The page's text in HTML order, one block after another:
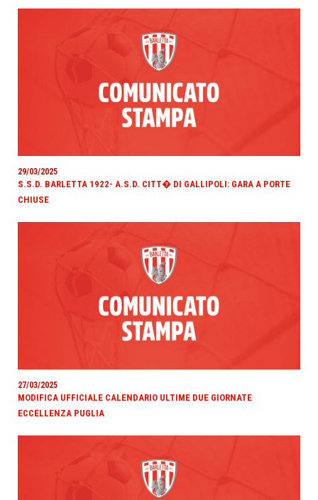
29/03/2025
S.S.D. BARLETTA 1922- A.S.D. CITT� DI GALLIPOLI: GARA A PORTE
CHIUSE
27/03/2025
MODIFICA UFFICIALE CALENDARIO ULTIME DUE GIORNATE
ECCELLENZA PUGLIA